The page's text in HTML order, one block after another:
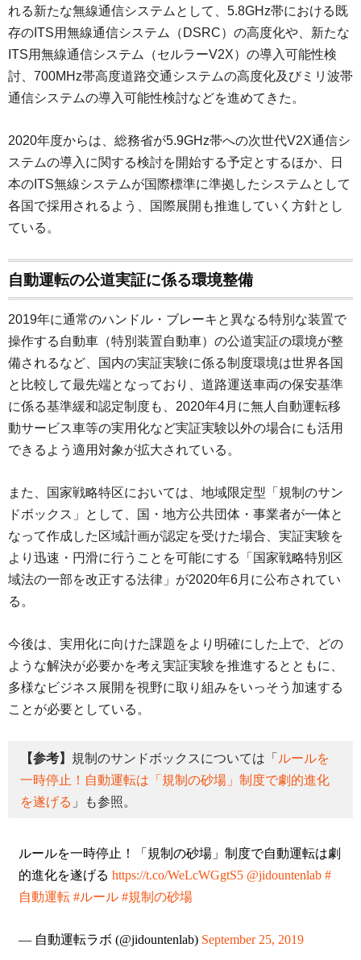
れる新たな無線通信システムとして、5.8GHz帯における既
存のITS用無線通信システム（DSRC）の高度化や、新たな
ITS用無線通信システム（セルラーV2X）の導入可能性検
討、700MHz帯高度道路交通システムの高度化及びミリ波帯
通信システムの導入可能性検討などを進めてきた。
2020年度からは、総務省が5.9GHz帯への次世代V2X通信シ
ステムの導入に関する検討を開始する予定とするほか、日
本のITS無線システムが国際標準に準拠したシステムとして
各国で採用されるよう、国際展開も推進していく方針とし
ている。
自動運転の公道実証に係る環境整備
2019年に通常のハンドル・ブレーキと異なる特別な装置で
操作する自動車（特別装置自動車）の公道実証の環境が整
備されるなど、国内の実証実験に係る制度環境は世界各国
と比較して最先端となっており、道路運送車両の保安基準
に係る基準緩和認定制度も、2020年4月に無人自動運転移
動サービス車等の実用化など実証実験以外の場合にも活用
できるよう適用対象が拡大されている。
また、国家戦略特区においては、地域限定型「規制のサン
ドボックス」として、国・地方公共団体・事業者が一体と
なって作成した区域計画が認定を受けた場合、実証実験を
より迅速・円滑に行うことを可能にする「国家戦略特別区
域法の一部を改正する法律」が2020年6月に公布されてい
る。
今後は、実用化に向けた課題をより明確にした上で、どの
ような解決が必要かを考え実証実験を推進するとともに、
多様なビジネス展開を視野に取り組みをいっそう加速する
ことが必要としている。
【参考】 規制のサンドボックスについては「 ルールを
一時停止！自動運転は「規制の砂場」制度で劇的進化
を遂げる 」も参照。
ルールを一時停止！「規制の砂場」制度で自動運転は劇
的進化を遂げる https://t.co/WeLcWGgtS5 @jidountenlab #
自動運転 #ルール #規制の砂場
— 自動運転ラボ (@jidountenlab) September 25, 2019